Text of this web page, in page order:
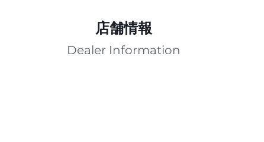
店舗情報
Dealer Information